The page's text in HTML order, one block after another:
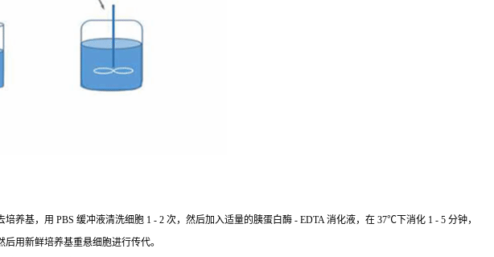
基，用 PBS 缓冲液清洗细胞 1 - 2 次，然后加入适量的胰蛋白酶 - EDTA 消化液，在 37℃下消化 1 - 5 分钟，
用新鲜培养基重悬细胞进行传代。